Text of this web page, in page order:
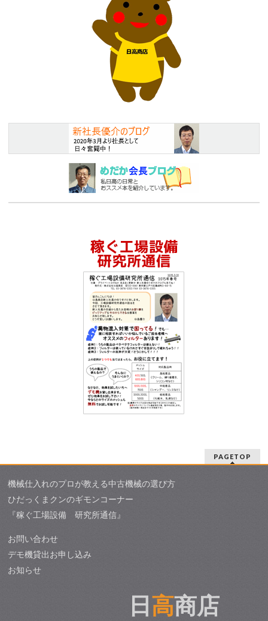
PAGETOP
機械仕入れのプロが教える中古機械の選び方
ひだっくまクンのギモンコーナー
『稼ぐ工場設備 研究所通信』
お問い合わせ
デモ機貸出お申し込み
お知らせ
日高商店